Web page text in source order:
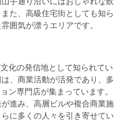
た、高級住宅街としても知ら
囲気が漂うエリアです。
化の発信地として知られてい
、商業活動が活発であり、多
ン専門店が集まっています。
進み、高層ビルや複合商業施
に多くの人々を引き寄せてい